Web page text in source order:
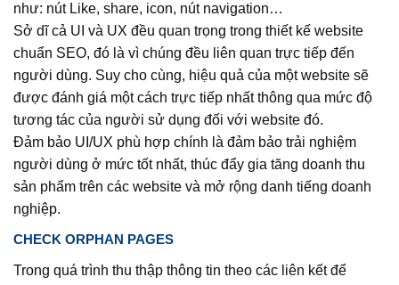
như: nút Like, share, icon, nút navigation…
Sở dĩ cả UI và UX đều quan trọng trong thiết kế website
chuẩn SEO, đó là vì chúng đều liên quan trực tiếp đến
người dùng. Suy cho cùng, hiệu quả của một website sẽ
được đánh giá một cách trực tiếp nhất thông qua mức độ
tương tác của người sử dụng đối với website đó.
Đảm bảo UI/UX phù hợp chính là đảm bảo trải nghiệm
người dùng ở mức tốt nhất, thúc đẩy gia tăng doanh thu
sản phẩm trên các website và mở rộng danh tiếng doanh
nghiệp.
CHECK ORPHAN PAGES
Trong quá trình thu thập thông tin theo các liên kết để